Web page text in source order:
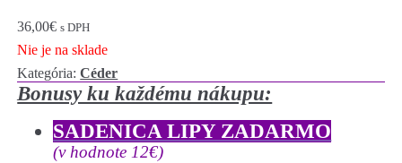
36,00€ s DPH
Nie je na sklade
Kategória:Céder
Bonusy ku každému nákupu:
SADENICA LIPY ZADARMO
(v hodnote 12€)